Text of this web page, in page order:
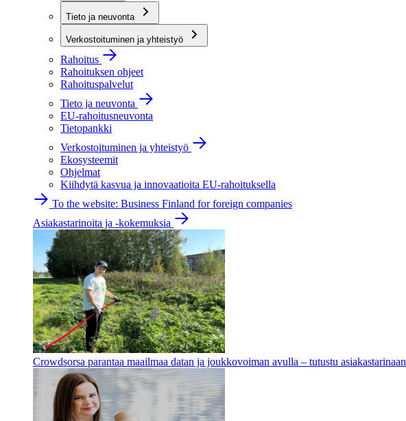
Tieto ja neuvonta
Verkostoituminen ja yhteistyö
Rahoitus
Rahoituksen ohjeet
Rahoituspalvelut
Tieto ja neuvonta
EU-rahoitusneuvonta
Tietopankki
Verkostoituminen ja yhteistyö
Ekosysteemit
Ohjelmat
Kiihdytä kasvua ja innovaatioita EU-rahoituksella
To the website: Business Finland for foreign companies
Asiakastarinoita ja -kokemuksia
Crowdsorsa parantaa maailmaa datan ja joukkovoiman avulla – tutustu asiakastarinaan